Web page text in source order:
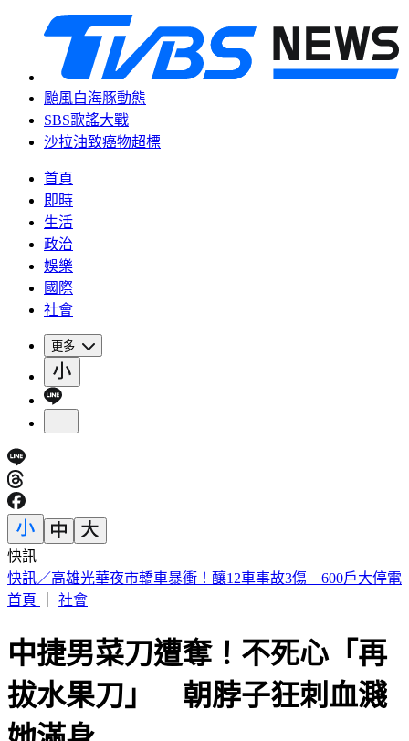
颱風白海豚動態
SBS歌謠大戰
沙拉油致癌物超標
首頁
即時
生活
政治
娛樂
國際
社會
更多
快訊
預告基本工資要漲了！賴清德喊話企業：有獲利替「員工加
薪」
中捷男菜刀遭奪！不死心「再
拔水果刀」 朝脖子狂刺血濺